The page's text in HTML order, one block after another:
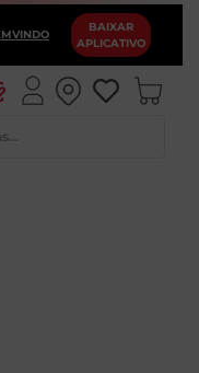
BAIXAR
APLICATIVO